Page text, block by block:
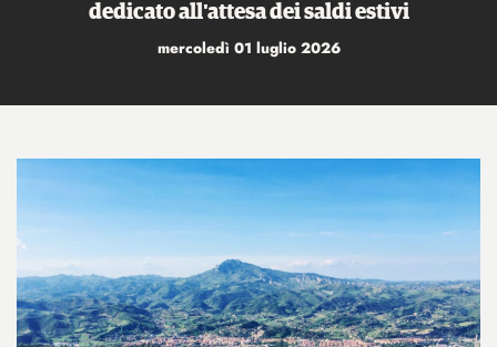
dedicato all'attesa dei saldi estivi
mercoledì 01 luglio 2026